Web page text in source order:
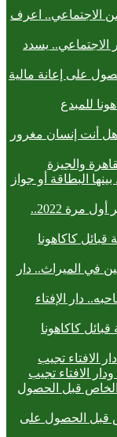
الاجتماعي.. اعرف
يسدد
على إعانة مالية
للمبدع
أنت إنسان مغرور
البطاقة أو جواز
خطوات ومستندات استخراج جواز السفر أول مرة 2022..
كاكاهونا
في الميراث.. دار
دار الإفتاء
كاكاهونا
الافتاء تجيب
الافتاء تجيب
قبل الحصول
قبل الحصول على